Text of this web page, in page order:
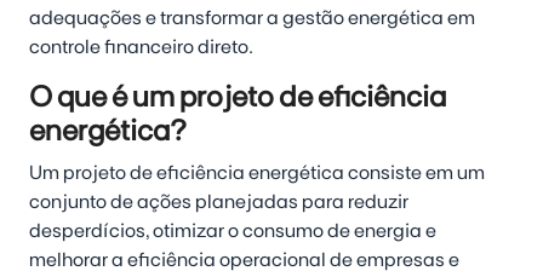
adequações e transformar a gestão energética em
controle financeiro direto.
O que é um projeto de eficiência
energética?
Um projeto de eficiência energética consiste em um
conjunto de ações planejadas para reduzir
desperdícios, otimizar o consumo de energia e
melhorar a eficiência operacional de empresas e